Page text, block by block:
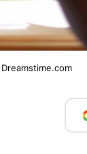
Dreamstime.com